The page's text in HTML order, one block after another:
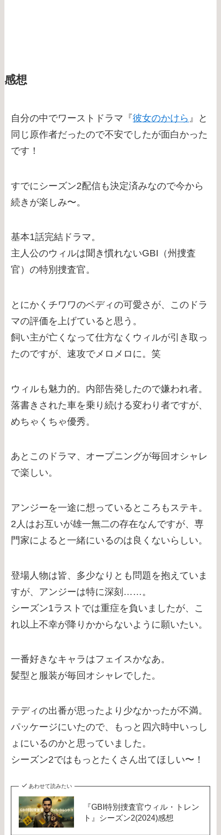
感想
自分の中でワーストドラマ『彼女のかけら 』と
同じ原作者だったので不安でしたが面白かった
です！
すでにシーズン2配信も決定済みなので今から
続きが楽しみ〜。
基本1話完結ドラマ。
主人公のウィルは聞き慣れないGBI（州捜査
官）の特別捜査官。
とにかくチワワのベディの可愛さが、このドラ
マの評価を上げていると思う。
飼い主が亡くなって仕方なくウィルが引き取っ
たのですが、速攻でメロメロに。笑
ウィルも魅力的。内部告発したので嫌われ者。
落書きされた車を乗り続ける変わり者ですが、
めちゃくちゃ優秀。
あとこのドラマ、オープニングが毎回オシャレ
で楽しい。
アンジーを一途に想っているところもステキ。
2人はお互いが雄一無二の存在なんですが、専
門家によると一緒にいるのは良くないらしい。
登場人物は皆、多少なりとも問題を抱えていま
すが、アンジーは特に深刻……。
シーズン1ラストでは重症を負いましたが、こ
れ以上不幸が降りかからないように願いたい。
一番好きなキャラはフェイスかなあ。
髪型と服装が毎回オシャレでした。
テディの出番が思ったより少なかったが不満。
パッケージにいたので、もっと四六時中いっし
ょにいるのかと思っていました。
シーズン2ではもっとたくさん出てほしい〜！
あわせて読みたい
『GBI特別捜査官ウィル・トレン
ト』シーズン2(2024)感想